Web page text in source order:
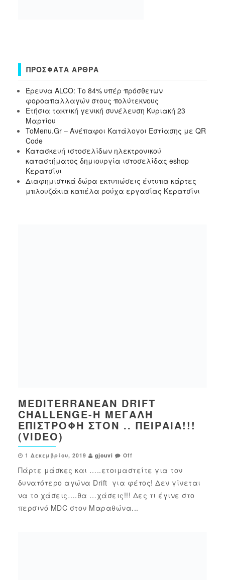
ΠΡΌΣΦΑΤΑ ΆΡΘΡΑ
Έρευνα ALCO: Το 84% υπέρ πρόσθετων
φοροαπαλλαγών στους πολύτεκνους
Ετήσια τακτική γενική συνέλευση Κυριακή 23
Μαρτίου
ToMenu.Gr – Ανέπαφοι Κατάλογοι Εστίασης με QR
Code
Κατασκευή ιστοσελίδων ηλεκτρονικού
καταστήματος δημιουργία ιστοσελίδας eshop
Κερατσίνι
Διαφημιστικά δώρα εκτυπώσεις έντυπα κάρτες
μπλουζάκια καπέλα ρούχα εργασίας Κερατσίνι
MEDITERRANEAN DRIFT
CHALLENGE-Η ΜΕΓΆΛΗ
ΕΠΙΣΤΡΟΦΉ ΣΤΟΝ .. ΠΕΙΡΑΙΆ!!!
(VIDEO)
1 Δεκεμβρίου, 2019 gjouvi Off
Πάρτε μάσκες και …..ετοιμαστείτε για τον
δυνατότερο αγώνα Drift για φέτος! Δεν γίνεται
να το χάσεις….θα …χάσεις!!! Δες τι έγινε στο
περσινό MDC στον Μαραθώνα...